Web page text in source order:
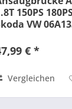
150PS
VW
€ *
Vergleichen